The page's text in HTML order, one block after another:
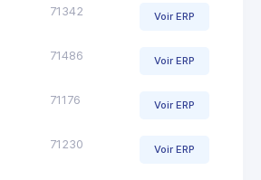
71342 Voir ERP
71486 Voir ERP
71176 Voir ERP
71230 Voir ERP